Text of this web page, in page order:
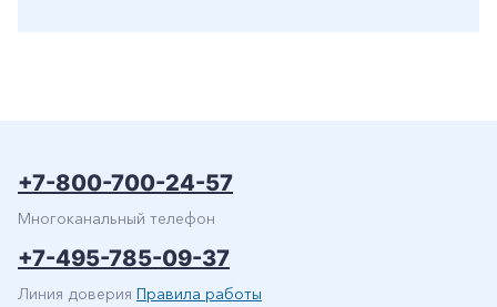
+7-800-700-24-57
Многоканальный телефон
+7-495-785-09-37
Линия доверия Правила работы